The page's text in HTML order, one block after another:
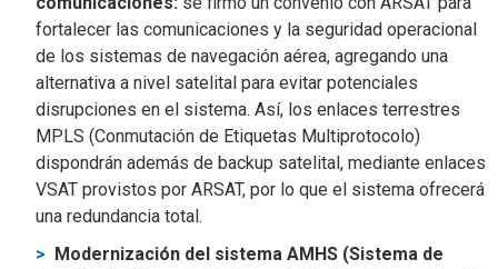
fortalecer las comunicaciones y la seguridad operacional
de los sistemas de navegación aérea, agregando una
alternativa a nivel satelital para evitar potenciales
disrupciones en el sistema. Así, los enlaces terrestres
MPLS (Conmutación de Etiquetas Multiprotocolo)
dispondrán además de backup satelital, mediante enlaces
VSAT provistos por ARSAT, por lo que el sistema ofrecerá
una redundancia total.
Modernización del sistema AMHS (Sistema de